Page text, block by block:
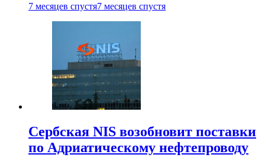
7 месяцев спустя7 месяцев спустя
Сербская NIS возобновит поставки
по Адриатическому нефтепроводу